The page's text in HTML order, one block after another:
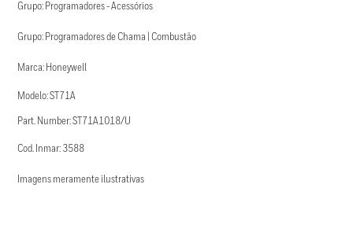
Grupo: Programadores - Acessórios
Grupo: Programadores de Chama | Combustão
Marca: Honeywell
Modelo: ST71A
Part. Number: ST71A1018/U
Cod. Inmar: 3588
Imagens meramente ilustrativas